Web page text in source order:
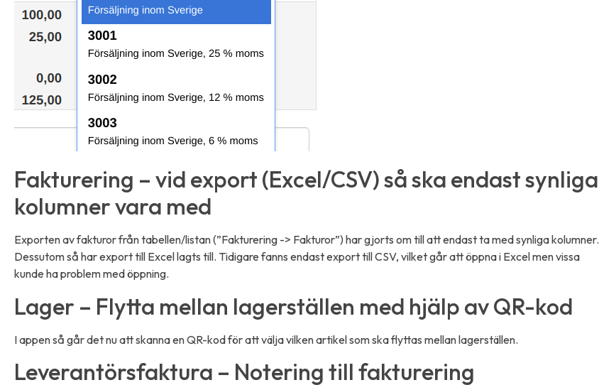
Fakturering – vid export (Excel/CSV) så ska endast synliga
kolumner vara med
Exporten av fakturor från tabellen/listan (”Fakturering -> Fakturor”) har gjorts om till att endast ta med synliga kolumner.
Dessutom så har export till Excel lagts till. Tidigare fanns endast export till CSV, vilket går att öppna i Excel men vissa
kunde ha problem med öppning.
Lager – Flytta mellan lagerställen med hjälp av QR-kod
I appen så går det nu att skanna en QR-kod för att välja vilken artikel som ska flyttas mellan lagerställen.
Leverantörsfaktura – Notering till fakturering